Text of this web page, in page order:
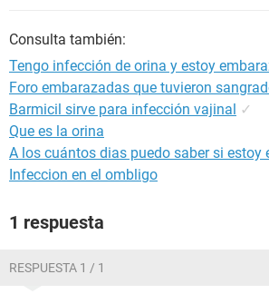
Consulta también:
Tengo infección de orina y estoy
Foro embarazadas que tuvieron
Barmicil sirve para infección vajinal ✓
Que es la orina
A los cuántos dias puedo saber si estoy
Infeccion en el ombligo
1 respuesta
RESPUESTA 1 / 1